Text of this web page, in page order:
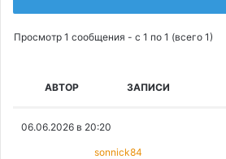
Просмотр 1 сообщения - с 1 по 1 (всего 1)
АВТОР ЗАПИСИ
06.06.2026 в 20:20
sonnick84